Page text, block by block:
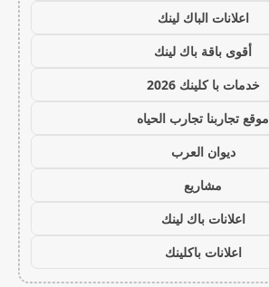
اعلانات الباك لينك
أقوى باقة باك لينك
خدمات با كلينك 2026
موقع تجاربنا تجارب الحياه
ديوان العرب
مشاريع
اعلانات باك لينك
اعلانات باكلينك